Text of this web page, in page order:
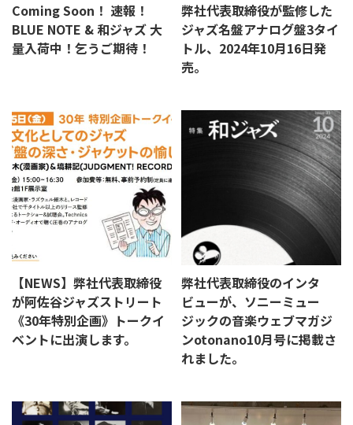
Coming Soon！ 速報！
BLUE NOTE & 和ジャズ 大
量入荷中！乞うご期待！
弊社代表取締役が監修した
ジャズ名盤アナログ盤3タイ
トル、2024年10月16日発
売。
【NEWS】弊社代表取締役
が阿佐谷ジャズストリート
《30年特別企画》トークイ
ベントに出演します。
弊社代表取締役のインタ
ビューが、ソニーミュー
ジックの音楽ウェブマガジ
ンotonano10月号に掲載さ
れました。